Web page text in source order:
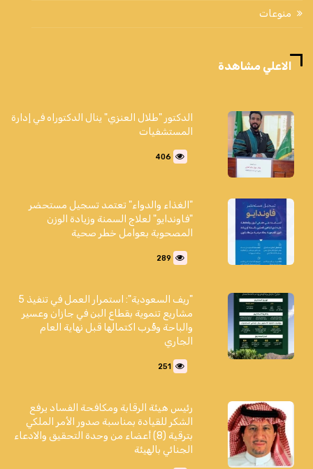
منوعات
الاعلي مشاهدة
الدكتور "طلال العنزي" ينال الدكتوراه في إدارة
المستشفيات
406
"الغذاء والدواء" تعتمد تسجيل مستحضر
"فاوندايو" لعلاج السمنة وزيادة الوزن
المصحوبة بعوامل خطر صحية
289
"ريف السعودية": استمرار العمل في تنفيذ 5
مشاريع تنموية بقطاع البن في جازان وعسير
والباحة وقُرب اكتمالها قبل نهاية العام
الجاري
251
رئيس هيئة الرقابة ومكافحة الفساد يرفع
الشكر للقيادة بمناسبة صدور الأمر الملكي
بترقية (8) أعضاء من وحدة التحقيق والادعاء
الجنائي بالهيئة